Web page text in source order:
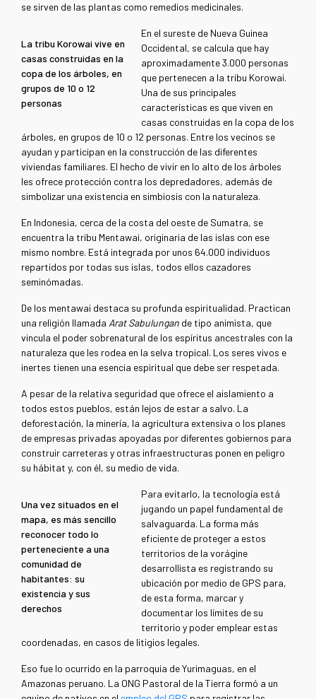
se sirven de las plantas como remedios medicinales.
La tribu Korowai vive en
casas construidas en la
copa de los árboles, en
grupos de 10 o 12
personas
En el sureste de Nueva Guinea
Occidental, se calcula que hay
aproximadamente 3.000 personas
que pertenecen a la tribu Korowai.
Una de sus principales
características es que viven en
casas construidas en la copa de los
árboles, en grupos de 10 o 12 personas. Entre los vecinos se
ayudan y participan en la construcción de las diferentes
viviendas familiares. El hecho de vivir en lo alto de los árboles
les ofrece protección contra los depredadores, además de
simbolizar una existencia en simbiosis con la naturaleza.
En Indonesia, cerca de la costa del oeste de Sumatra, se
encuentra la tribu Mentawai, originaria de las islas con ese
mismo nombre. Está integrada por unos 64.000 individuos
repartidos por todas sus islas, todos ellos cazadores
seminómadas.
De los mentawai destaca su profunda espiritualidad. Practican
una religión llamada Arat Sabulungan de tipo animista, que
vincula el poder sobrenatural de los espíritus ancestrales con la
naturaleza que les rodea en la selva tropical. Los seres vivos e
inertes tienen una esencia espiritual que debe ser respetada.
A pesar de la relativa seguridad que ofrece el aislamiento a
todos estos pueblos, están lejos de estar a salvo. La
deforestación, la minería, la agricultura extensiva o los planes
de empresas privadas apoyadas por diferentes gobiernos para
construir carreteras y otras infraestructuras ponen en peligro
su hábitat y, con él, su medio de vida.
Una vez situados en el
mapa, es más sencillo
reconocer todo lo
perteneciente a una
comunidad de
habitantes: su
existencia y sus
derechos
Para evitarlo, la tecnología está
jugando un papel fundamental de
salvaguarda. La forma más
eficiente de proteger a estos
territorios de la vorágine
desarrollista es registrando su
ubicación por medio de GPS para,
de esta forma, marcar y
documentar los límites de su
territorio y poder emplear estas
coordenadas, en casos de litigios legales.
Eso fue lo ocurrido en la parroquia de Yurimaguas, en el
Amazonas peruano. La ONG Pastoral de la Tierra formó a un